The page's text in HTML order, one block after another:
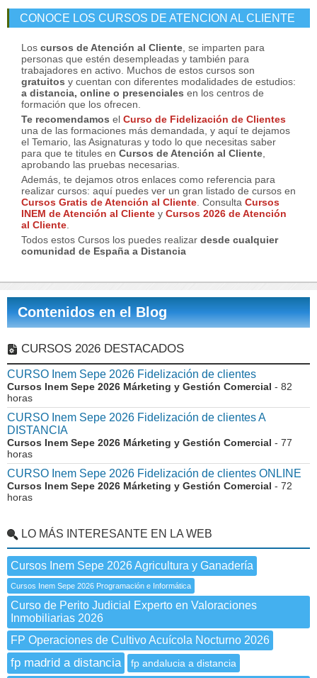
CONOCE LOS CURSOS DE ATENCION AL CLIENTE
Los cursos de Atención al Cliente , se imparten para
personas que estén desempleadas y también para
trabajadores en activo. Muchos de estos cursos son
gratuitos y cuentan con diferentes modalidades de estudios:
a distancia, online o presenciales en los centros de
formación que los ofrecen.
Te recomendamos el Curso de Fidelización de Clientes
una de las formaciones más demandada, y aquí te dejamos
el Temario, las Asignaturas y todo lo que necesitas saber
para que te titules en Cursos de Atención al Cliente
aprobando las pruebas necesarias.
Además, te dejamos otros enlaces como referencia para
realizar cursos: aquí puedes ver un gran listado de cursos en
Cursos Gratis de Atención al Cliente . Consulta Cursos
INEM de Atención al Cliente y Cursos 2026 de Atención
al Cliente
Todos estos Cursos los puedes realizar desde cualquier
comunidad de España a Distancia
Contenidos en el Blog
CURSOS 2026 DESTACADOS
CURSO Inem Sepe 2026 Fidelización de clientes
Cursos Inem Sepe 2026 Márketing y Gestión Comercial - 82
horas
CURSO Inem Sepe 2026 Fidelización de clientes A
DISTANCIA
Cursos Inem Sepe 2026 Márketing y Gestión Comercial - 77
horas
CURSO Inem Sepe 2026 Fidelización de clientes ONLINE
Cursos Inem Sepe 2026 Márketing y Gestión Comercial - 72
horas
LO MÁS INTERESANTE EN LA WEB
Cursos Inem Sepe 2026 Agricultura y Ganadería
Cursos Inem Sepe 2026 Programación e Informática
Curso de Perito Judicial Experto en Valoraciones
Inmobiliarias 2026
FP Operaciones de Cultivo Acuícola Nocturno 2026
fp madrid a distancia fp andalucia a distancia